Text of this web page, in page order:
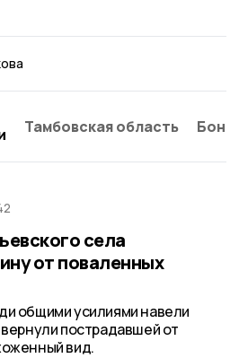
Тамбовская область
села
от поваленных
общими усилиями навели
пострадавшей от
вид.